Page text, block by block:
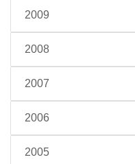
2009
2008
2007
2006
2005